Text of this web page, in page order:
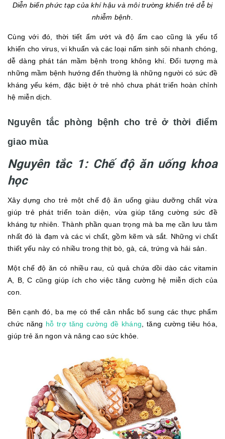
Diễn biến phức tạp của khí hậu và môi trường khiến trẻ dễ bị
nhiễm bệnh.
Cùng với đó, thời tiết ẩm ướt và độ ẩm cao cũng là yếu tố
khiến cho virus, vi khuẩn và các loại nấm sinh sôi nhanh chóng,
dễ dàng phát tán mầm bệnh trong không khí. Đối tượng mà
những mầm bệnh hướng đến thường là những người có sức đề
kháng yếu kém, đặc biệt ở trẻ nhỏ chưa phát triển hoàn chỉnh
hệ miễn dịch.
Nguyên tắc phòng bệnh cho trẻ ở thời điểm
giao mùa
Nguyên tắc 1: Chế độ ăn uống khoa
học
Xây dựng cho trẻ một chế độ ăn uống giàu dưỡng chất vừa
giúp trẻ phát triển toàn diện, vừa giúp tăng cường sức đề
kháng tự nhiên. Thành phần quan trọng mà ba mẹ cần lưu tâm
nhất đó là đạm và các vi chất, gồm kẽm và sắt. Những vi chất
thiết yếu này có nhiều trong thịt bò, gà, cá, trứng và hải sản.
Một chế độ ăn có nhiều rau, củ quả chứa dồi dào các vitamin
A, B, C cũng giúp ích cho việc tăng cường hệ miễn dịch của
con.
Bên cạnh đó, ba mẹ có thể cân nhắc bổ sung các thực phẩm
chức năng hỗ trợ tăng cường đề kháng , tăng cường tiêu hóa,
giúp trẻ ăn ngon và nâng cao sức khỏe.